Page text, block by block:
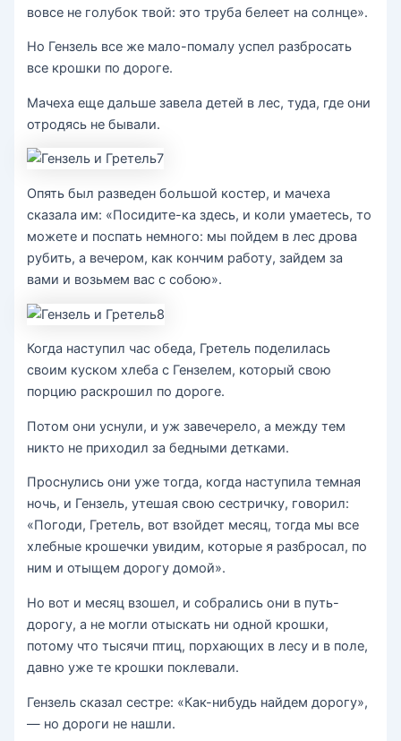
вовсе не голубок твой: это труба белеет на солнце».
Но Гензель все же мало-помалу успел разбросать
все крошки по дороге.
Мачеха еще дальше завела детей в лес, туда, где они
отродясь не бывали.
Опять был разведен большой костер, и мачеха
сказала им: «Посидите-ка здесь, и коли умаетесь, то
можете и поспать немного: мы пойдем в лес дрова
рубить, а вечером, как кончим работу, зайдем за
вами и возьмем вас с собою».
Когда наступил час обеда, Гретель поделилась
своим куском хлеба с Гензелем, который свою
порцию раскрошил по дороге.
Потом они уснули, и уж завечерело, а между тем
никто не приходил за бедными детками.
Проснулись они уже тогда, когда наступила темная
ночь, и Гензель, утешая свою сестричку, говорил:
«Погоди, Гретель, вот взойдет месяц, тогда мы все
хлебные крошечки увидим, которые я разбросал, по
ним и отыщем дорогу домой».
Но вот и месяц взошел, и собрались они в путь-
дорогу, а не могли отыскать ни одной крошки,
потому что тысячи птиц, порхающих в лесу и в поле,
давно уже те крошки поклевали.
Гензель сказал сестре: «Как-нибудь найдем дорогу»,
— но дороги не нашли.